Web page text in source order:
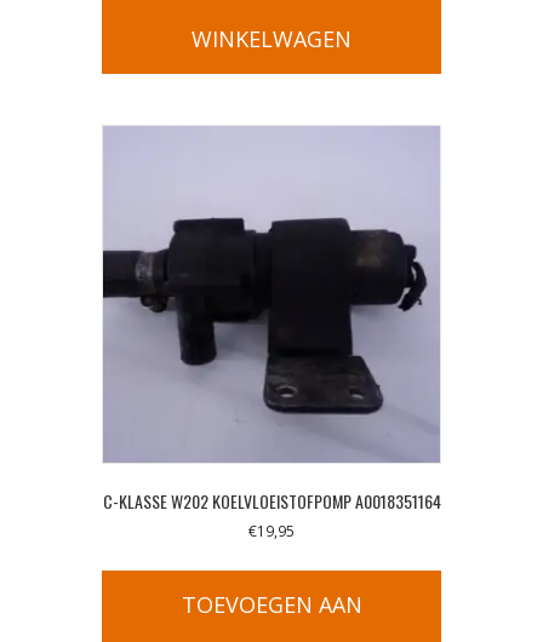
WINKELWAGEN
C-KLASSE W202 KOELVLOEISTOFPOMP A0018351164
€19,95
TOEVOEGEN AAN